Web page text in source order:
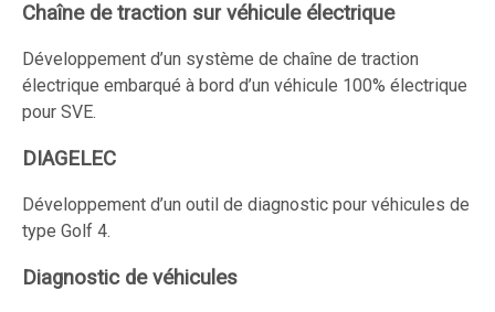
Chaîne de traction sur véhicule électrique
Développement d’un système de chaîne de traction
électrique embarqué à bord d’un véhicule 100% électrique
pour SVE.
DIAGELEC
Développement d’un outil de diagnostic pour véhicules de
type Golf 4.
Diagnostic de véhicules